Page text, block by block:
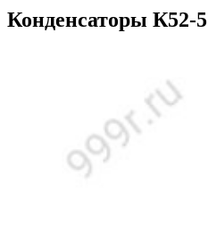
Конденсаторы К52-5